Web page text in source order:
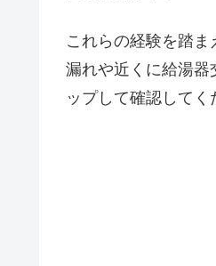
これらの経験を踏
漏れや近くに給湯器
ップして確認して